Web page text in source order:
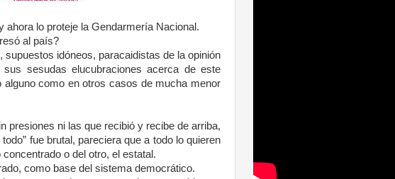
ahora lo proteje la Gendarmería Nacional.
al país?
idóneos, paracaidistas de la opinión
sesudas elucubraciones acerca de este
como en otros casos de mucha menor
presiones ni las que recibió y recibe de arriba,
fue brutal, pareciera que a todo lo quieren
o del otro, el estatal.
como base del sistema democrático.